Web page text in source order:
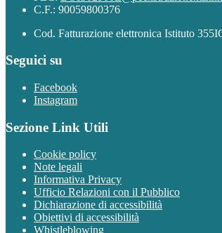
C.F.: 90059800376
Cod. Fatturazione elettronica Istituto
Seguici su
Facebook
Instagram
Sezione Link Utili
Cookie policy
Note legali
Informativa Privacy
Ufficio Relazioni con il Pubblico
Dichiarazione di accessibilità
Obiettivi di accessibilità
Whistleblowing